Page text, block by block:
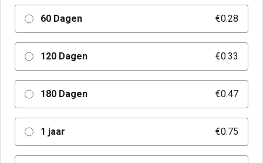
60 Dagen €0.28
120 Dagen €0.33
180 Dagen €0.47
1 jaar €0.75